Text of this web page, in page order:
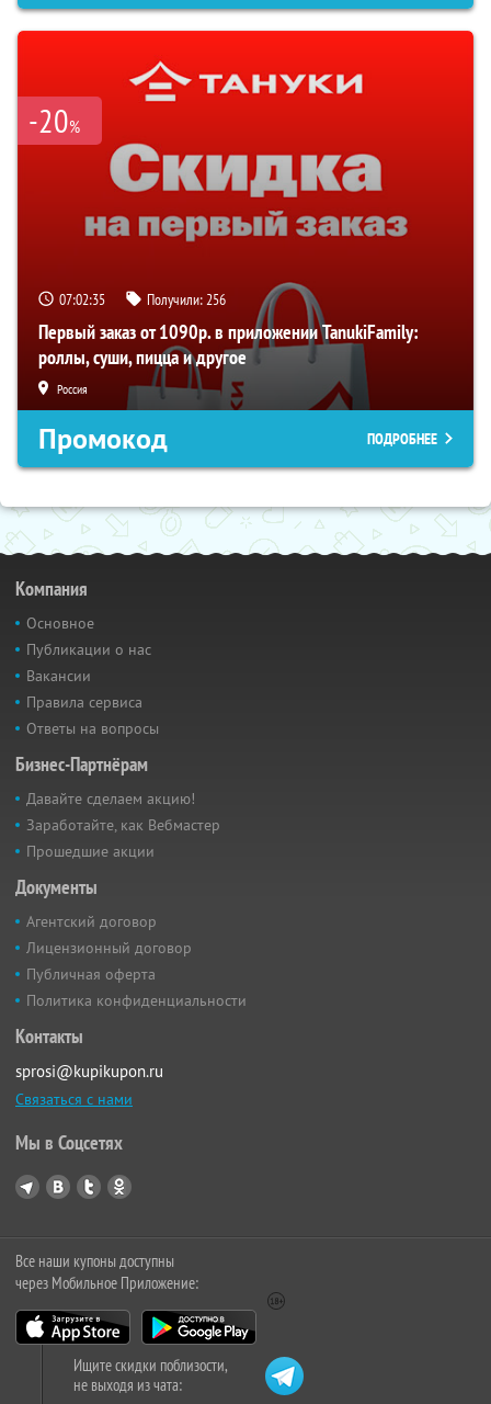
-20%
07:02:34 Получили:256
Первый заказ от 1090р. в приложении TanukiFamily:
роллы, суши, пицца и другое
Россия
Промокод ПОДРОБНЕЕ
Компания
Основное
Публикации о нас
Вакансии
Правила сервиса
Ответы на вопросы
Бизнес-Партнёрам
Давайте сделаем акцию!
Заработайте, как Вебмастер
Прошедшие акции
Документы
Агентский договор
Лицензионный договор
Публичная оферта
Политика конфиденциальности
Контакты
sprosi@kupikupon.ru
Связаться с нами
Мы в Соцсетях
Все наши купоны доступны
через Мобильное Приложение:
Ищите скидки поблизости,
не выходя из чата: